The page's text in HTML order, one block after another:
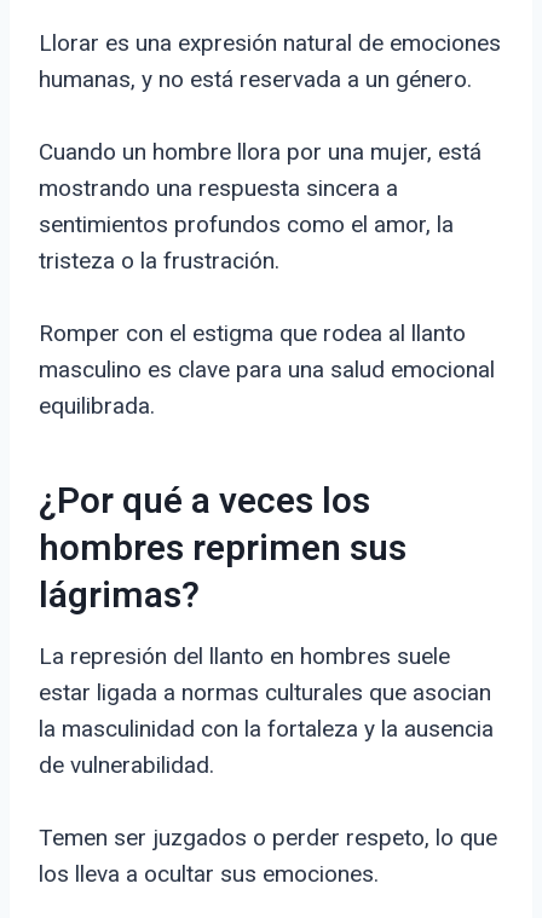
Llorar es una expresión natural de emociones
humanas, y no está reservada a un género.
Cuando un hombre llora por una mujer, está
mostrando una respuesta sincera a
sentimientos profundos como el amor, la
tristeza o la frustración.
Romper con el estigma que rodea al llanto
masculino es clave para una salud emocional
equilibrada.
¿Por qué a veces los
hombres reprimen sus
lágrimas?
La represión del llanto en hombres suele
estar ligada a normas culturales que asocian
la masculinidad con la fortaleza y la ausencia
de vulnerabilidad.
Temen ser juzgados o perder respeto, lo que
los lleva a ocultar sus emociones.